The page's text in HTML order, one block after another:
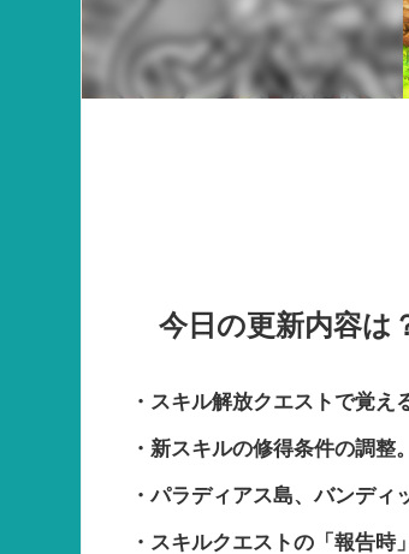
今日の更新内容は
・スキル解放クエストで覚え
・新スキルの修得条件の調整。
・パラディアス島、バンディ
・スキルクエストの「報告時